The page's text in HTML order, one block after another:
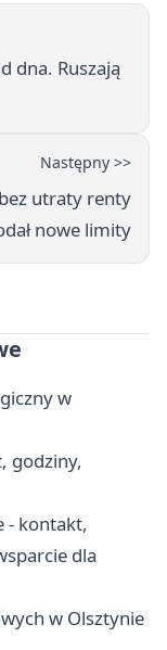
dna. Ruszają
Następny >>
utraty renty
nowe limity
w
godziny,
- kontakt,
dla
w Olsztynie